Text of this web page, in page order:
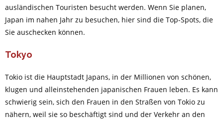
ausländischen Touristen besucht werden. Wenn Sie planen,
Japan im nahen Jahr zu besuchen, hier sind die Top-Spots, die
Sie auschecken können.
Tokyo
Tokio ist die Hauptstadt Japans, in der Millionen von schönen,
klugen und alleinstehenden japanischen Frauen leben. Es kann
schwierig sein, sich den Frauen in den Straßen von Tokio zu
nähern, weil sie so beschäftigt sind und der Verkehr an den